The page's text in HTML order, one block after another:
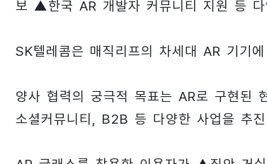
보 ▲한국 AR 개발자 커뮤니티 지원 등 다
SK텔레콤은 매직리프의 차세대 AR 기기
양사 협력의 궁극적 목표는 AR로 구현된
소셜커뮤니티, B2B 등 다양한 사업을 추